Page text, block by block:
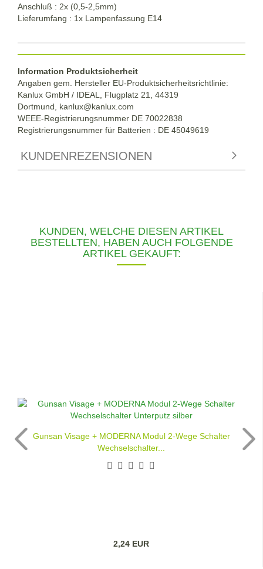
Anschluß : 2x (0,5-2,5mm)
Lieferumfang : 1x Lampenfassung E14
Information Produktsicherheit
Angaben gem. Hersteller EU-Produktsicherheitsrichtlinie:
Kanlux GmbH / IDEAL, Flugplatz 21, 44319
Dortmund, kanlux@kanlux.com
WEEE-Registrierungsnummer DE 70022838
Registrierungsnummer für Batterien : DE 45049619
KUNDENREZENSIONEN
KUNDEN, WELCHE DIESEN ARTIKEL
BESTELLTEN, HABEN AUCH FOLGENDE
ARTIKEL GEKAUFT:
Gunsan Visage + MODERNA Modul 2-Wege Schalter
Wechselschalter...
2,24 EUR